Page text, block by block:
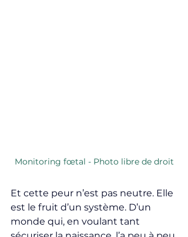
Monitoring fœtal - Photo libre de droit
Et cette peur n’est pas neutre. Elle
est le fruit d’un système. D’un
monde qui, en voulant tant